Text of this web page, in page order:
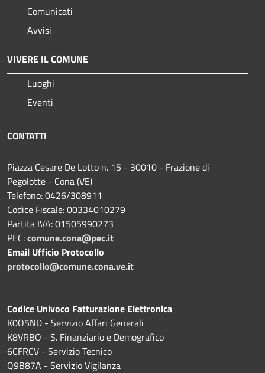
Comunicati
Avvisi
VIVERE IL COMUNE
Luoghi
Eventi
CONTATTI
Piazza Cesare De Lotto n. 15 - 30010 - Frazione di
Pegolotte - Cona (VE)
Telefono: 0426/308911
Codice Fiscale: 00334010279
Partita IVA: 01505990273
PEC:comune.cona@pec.it
Email Ufficio Protocollo
protocollo@comune.cona.ve.it
Codice Univoco Fatturazione Elettronica
K0O5ND - Servizio Affari Generali
K8VRBO - S. Finanziario e Demografico
6CFRCV - Servizio Tecnico
Q9B87A - Servizio Vigilanza